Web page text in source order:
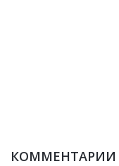
КОММЕНТАРИИ